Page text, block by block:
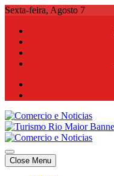
Skip
content
Sexta-feira, Agosto 7
Comercio e Noticias
Notícias e Publicidade Online
Comercio e Noticias
Notícias e Publicidade Online
Close Menu